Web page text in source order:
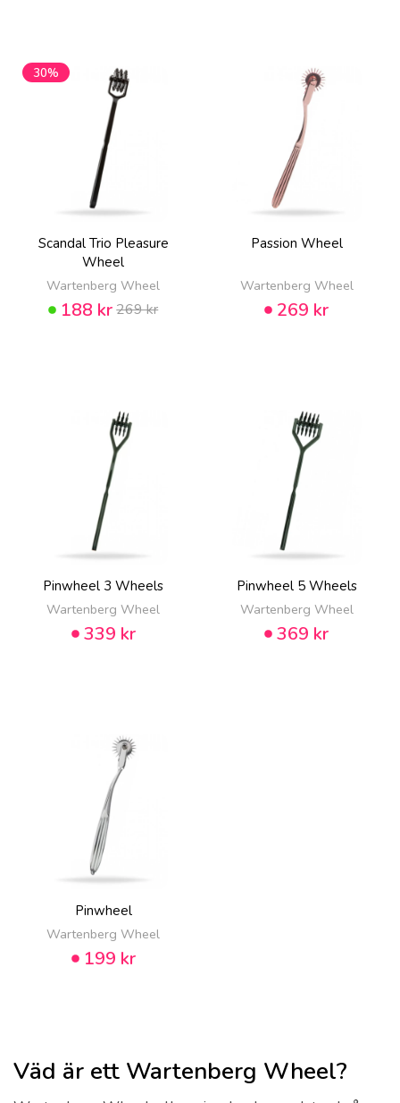
30%
Scandal Trio Pleasure
Wheel
Wartenberg Wheel
188 kr269 kr
Passion Wheel
Wartenberg Wheel
269 kr
Pinwheel 3 Wheels
Wartenberg Wheel
339 kr
Pinwheel 5 Wheels
Wartenberg Wheel
369 kr
Pinwheel
Wartenberg Wheel
199 kr
Väd är ett Wartenberg Wheel?